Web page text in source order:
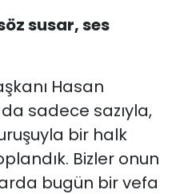
susar, ses
Hasan
sadece sazıyla,
bir halk
Bizler onun
bugün bir vefa